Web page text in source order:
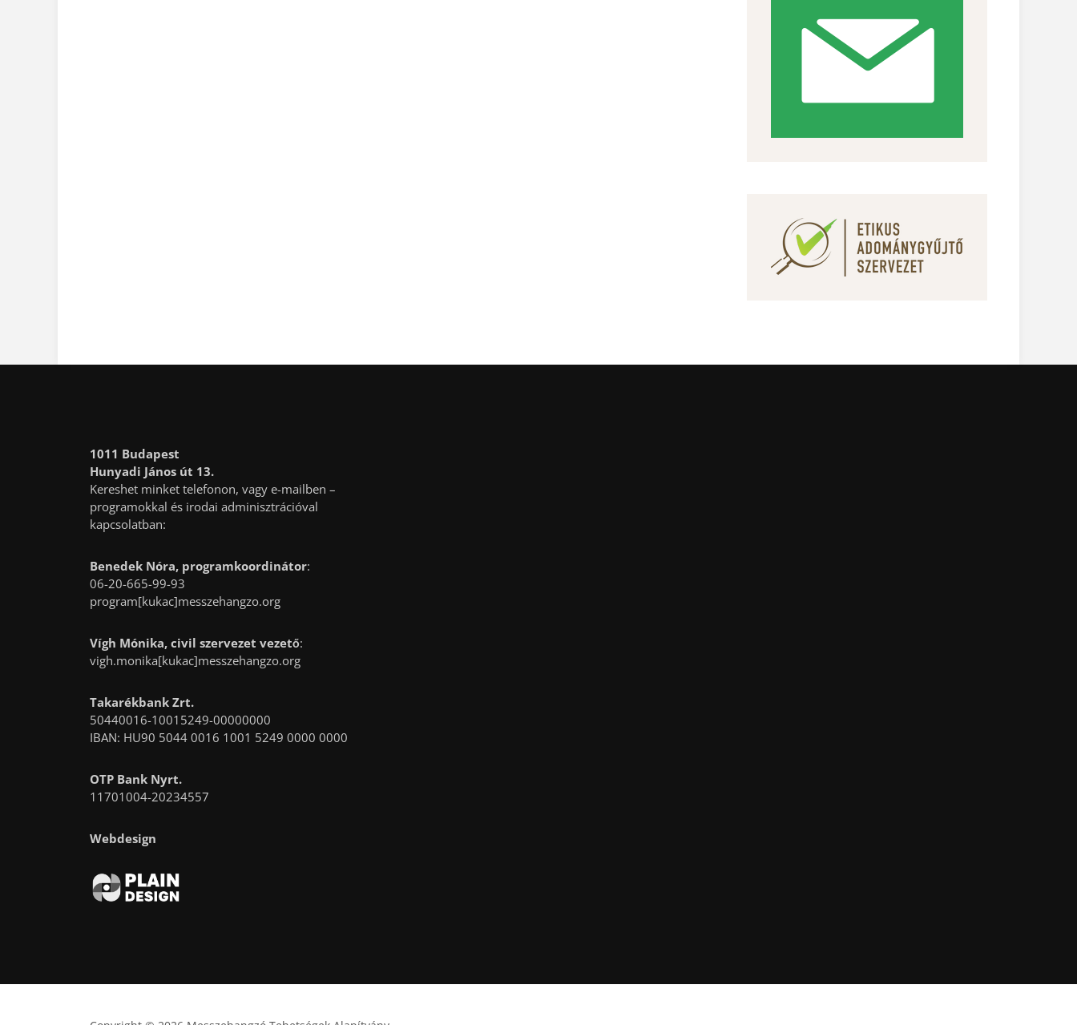
1011 Budapest
Hunyadi János út 13.
Kereshet minket telefonon, vagy e-mailben –
programokkal és irodai adminisztrációval
kapcsolatban:
Benedek Nóra, programkoordinátor:
06-20-665-99-93
program[kukac]messzehangzo.org
Vígh Mónika, civil szervezet vezető:
vigh.monika[kukac]messzehangzo.org
Takarékbank Zrt.
50440016-10015249-00000000
IBAN: HU90 5044 0016 1001 5249 0000 0000
OTP Bank Nyrt.
11701004-20234557
Webdesign